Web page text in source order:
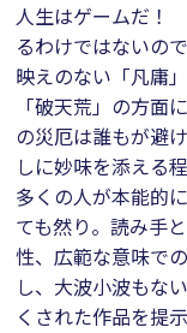
人生はゲームだ
るわけではないの
映えのない「凡庸
「破天荒」の方面
の災厄は誰もが避
しに妙味を添える
多くの人が本能的
ても然り。読み手
性、広範な意味で
し、大波小波もな
くされた作品を提